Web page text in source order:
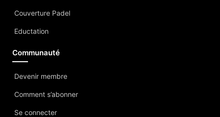
Couverture Padel
Eductation
Communauté
Devenir membre
Comment s’abonner
Se connecter